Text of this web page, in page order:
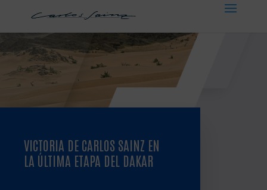
VICTORIA DE CARLOS SAINZ EN
LA ÚLTIMA ETAPA DEL DAKAR